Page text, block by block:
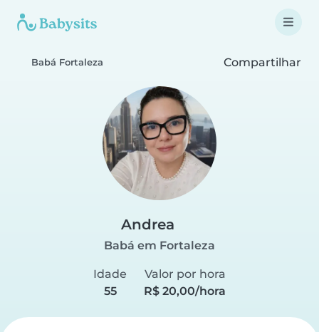
Babá Fortaleza Compartilhar
Andrea
Babá em Fortaleza
Idade
55
Valor por hora
R$ 20,00/hora